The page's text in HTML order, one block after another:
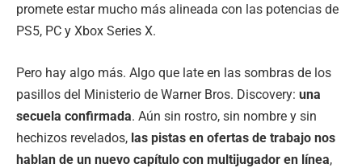
promete estar mucho más alineada con las potencias de
PS5, PC y Xbox Series X.
Pero hay algo más. Algo que late en las sombras de los
pasillos del Ministerio de Warner Bros. Discovery: una
secuela confirmada. Aún sin rostro, sin nombre y sin
hechizos revelados, las pistas en ofertas de trabajo nos
hablan de un nuevo capítulo con multijugador en línea,